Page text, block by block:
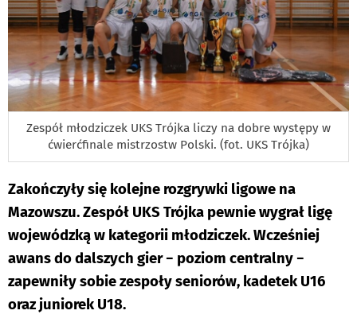
Zespół młodziczek UKS Trójka liczy na dobre występy w
ćwierćfinale mistrzostw Polski. (fot. UKS Trójka)
Zakończyły się kolejne rozgrywki ligowe na
Mazowszu. Zespół UKS Trójka pewnie wygrał ligę
wojewódzką w kategorii młodziczek. Wcześniej
awans do dalszych gier − poziom centralny −
zapewniły sobie zespoły seniorów, kadetek U16
oraz juniorek U18.